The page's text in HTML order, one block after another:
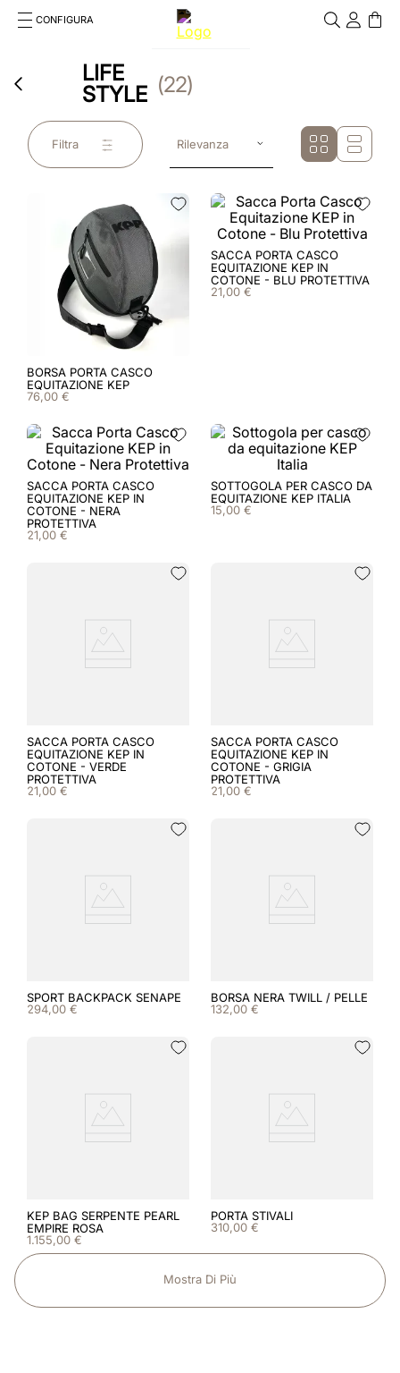
CONFIGURA
RICERCHE PIÙ FREQUENTI
kep cromo 2 0
smart nova
accessori
inserti
7.casco
kep nero
10.nebula
LIFE
STYLE
22
Filtra Rilevanza
BORSA PORTA CASCO
EQUITAZIONE KEP
76,00 €
SACCA PORTA CASCO
EQUITAZIONE KEP IN
COTONE - BLU PROTETTIVA
21,00 €
SACCA PORTA CASCO
EQUITAZIONE KEP IN
COTONE - NERA
PROTETTIVA
21,00 €
SOTTOGOLA PER CASCO DA
EQUITAZIONE KEP ITALIA
15,00 €
SACCA PORTA CASCO
EQUITAZIONE KEP IN
COTONE - VERDE
PROTETTIVA
21,00 €
SACCA PORTA CASCO
EQUITAZIONE KEP IN
COTONE - GRIGIA
PROTETTIVA
21,00 €
SPORT BACKPACK SENAPE
294,00 €
BORSA NERA TWILL / PELLE
132,00 €
KEP BAG SERPENTE PEARL
EMPIRE ROSA
1.155,00 €
PORTA STIVALI
310,00 €
Mostra Di Più